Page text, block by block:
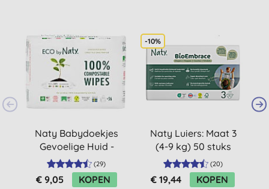
Naty Babydoekjes
Gevoelige Huid -
Ongeparfumeerd
(3x56)
(29)
€ 9,05 KOPEN
-10%
Naty Luiers: Maat 3
(4-9 kg) 50 stuks
(20)
€ 19,44 KOPEN